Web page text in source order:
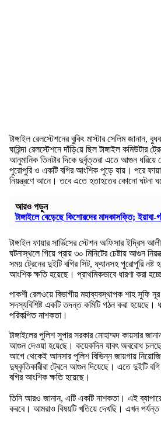
টাঙ্গাইল রেলস্টেশনের বুকিং মাস্টার সেলিম জানান,
ঘারিন্দা রেলস্টেশনে দাঁড়ি‌য়ে ছিল টাঙ্গাইল কমিউটার
আনুমানিক তিনটার দিকে দুর্বৃত্তরা এতে আগুন ধরিয়ে
পুরোপুরি ও একটি বগির আংশিক পুড়ে যায়। পরে
নিয়ন্ত্রণে আনে। তবে এতে হতাহতের কোনো ঘটনা
আরও পড়ুন
টাঙ্গাইলে বেড়েছে কিশোরদের মাদকাসক্তি;
টাঙ্গাইল ফায়ার সার্ভিসের স্টেশন অফিসার ইদ্রিস
ঘটনাস্থলে গিয়ে প্রায় ৩০ মিনিটের চেষ্টায় আগুন
সময় ট্রেনের দুইটি বগির সিট, ফ্যানসহ পুরোপুরি নষ্ট
আংশিক ক্ষতি হয়েছে। প্রাথমিকভাবে ধারণা করা
পাকশী রেলওয়ে বিভাগীয় মহাব্যবস্থাপক শাহ সুফি
সদস্যবিশিষ্ট একটি তদন্ত কমিটি গঠন করা হয়েছে।
পরিকল্পিত নাশকতা।
টাঙ্গাইলের পুলিশ সুপার সরকার মোহাম্মদ কায়সার
আগুন দেওয়া হ‌য়ে‌ছে। কয়েকদিন যাবৎ অবরোধ
আগে থেকেই আনসার পুলিশ বিভিন্ন জায়গায়
দুষ্কৃতিকারীরা ট্রেনে আগুন দিয়েছে। এতে দুইটি
বগির আংশিক ক্ষতি হয়েছে।
তি‌নি আরও জানান, এটি একটি নাশকতা। এই
করবে। আমরাও বিষয়টি খতিয়ে দেখছি। এখন